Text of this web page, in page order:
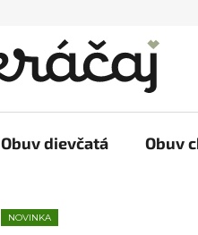
Obuv dievčatá Obuv
NOVINKA